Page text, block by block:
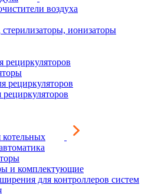
воздуха
ионизаторы
рециркуляторов
рециркуляторов
котельных
и комплектующие
для контроллеров систем